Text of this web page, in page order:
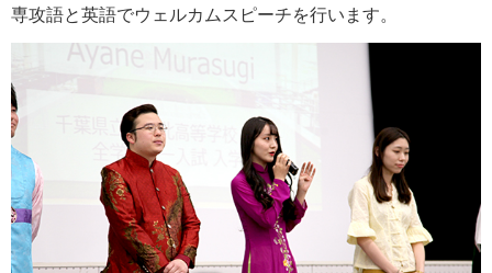
専攻語と英語でウェルカムスピーチを行います。